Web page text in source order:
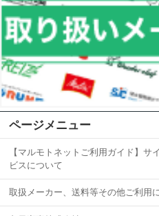
ページメニュー
【マルモトネットご利用ガイド】サ
ビスについて
取扱メーカー、送料等その他ご利用